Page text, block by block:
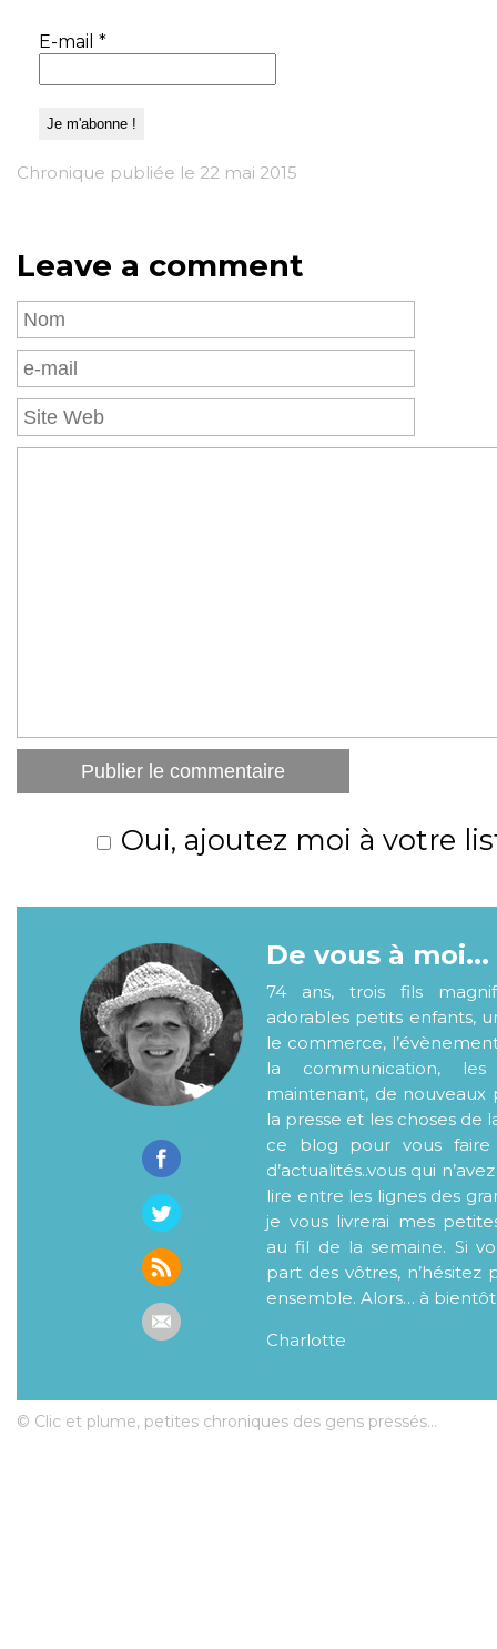
E-mail *
Chronique publiée le 22 mai 2015
Leave a comment
Oui, ajoutez moi à votre
De vous à moi...
74 ans, trois fils
adorables petits enfants,
le commerce,
la communication,
maintenant, de nouveaux
la presse et les choses de
ce blog pour vous faire
d’actualités..vous qui
lire entre les lignes des
je vous livrerai mes
au fil de la semaine. Si
part des vôtres, n’hésitez
ensemble. Alors… à bientôt
Charlotte
© Clic et plume, petites chroniques des gens pressés...